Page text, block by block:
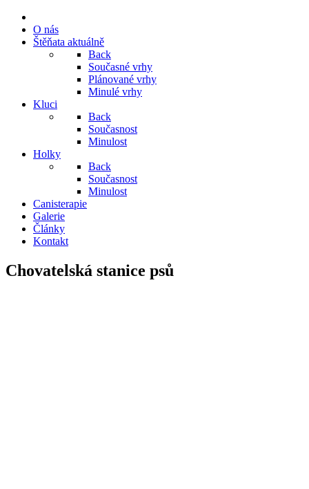
O nás
Štěňata aktuálně
Back
Současné vrhy
Plánované vrhy
Minulé vrhy
Kluci
Back
Současnost
Minulost
Holky
Back
Současnost
Minulost
Canisterapie
Galerie
Články
Kontakt
Chovatelská stanice psů